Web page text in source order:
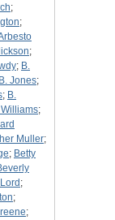
;
;
;
; B.
B. Jones;
; B.
Williams;
Muller;
; Betty
;
;
;